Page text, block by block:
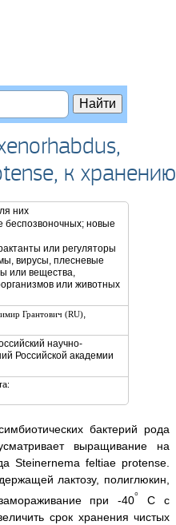
к хранению
них
новые
или регуляторы
вирусы, плесневые
или вещества,
или животных
Грантович (RU),
научно-
Российской академии
бактерий рода
выращивание на
Steinernema feltiae protense.
лактозу, полиглюкин,
при -40°
С с
срок хранения чистых